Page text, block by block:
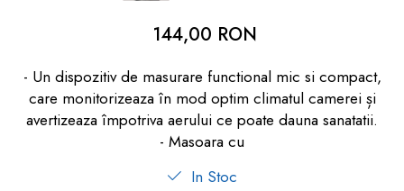
Produse îngrijire copii
Igiena copii
144,00 RON
- Un dispozitiv de masurare functional mic si compact,
care monitorizeaza în mod optim climatul camerei și
avertizeaza împotriva aerului ce poate dauna sanatatii.
- Masoara cu
In Stoc